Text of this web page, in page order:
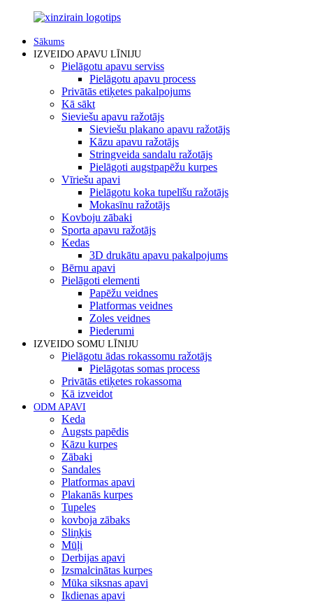
Sākums
IZVEIDO APAVU LĪNIJU
Pielāgotu apavu serviss
Pielāgotu apavu process
Privātās etiķetes pakalpojums
Kā sākt
Sieviešu apavu ražotājs
Sieviešu plakano apavu ražotājs
Kāzu apavu ražotājs
Stringveida sandalu ražotājs
Pielāgoti augstpapēžu kurpes
Vīriešu apavi
Pielāgotu koka tupelīšu ražotājs
Mokasīnu ražotājs
Kovboju zābaki
Sporta apavu ražotājs
Kedas
3D drukātu apavu pakalpojums
Bērnu apavi
Pielāgoti elementi
Papēžu veidnes
Platformas veidnes
Zoles veidnes
Piederumi
IZVEIDO SOMU LĪNIJU
Pielāgotu ādas rokassomu ražotājs
Pielāgotas somas process
Privātās etiķetes rokassoma
Kā izveidot
ODM APAVI
Keda
Augsts papēdis
Kāzu kurpes
Zābaki
Sandales
Platformas apavi
Plakanās kurpes
Tupeles
kovboja zābaks
Sliņķis
Mūļi
Derbijas apavi
Izsmalcinātas kurpes
Mūka siksnas apavi
Ikdienas apavi